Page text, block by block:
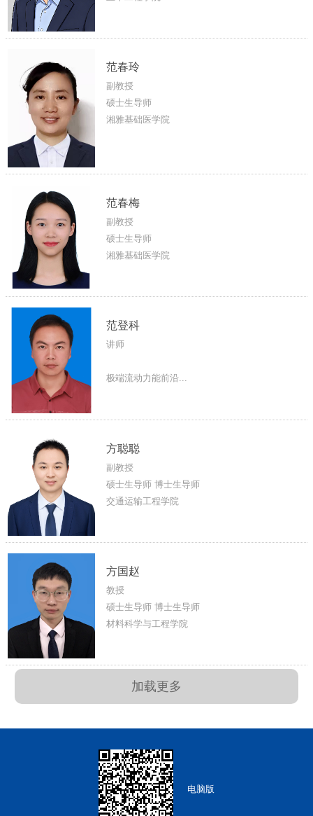
范春玲
副教授
硕士生导师
湘雅基础医学院
范春梅
副教授
硕士生导师
湘雅基础医学院
范登科
讲师
极端流动力能前沿...
方聪聪
副教授
硕士生导师 博士生导师
交通运输工程学院
方国赵
教授
硕士生导师 博士生导师
材料科学与工程学院
加载更多
电脑版